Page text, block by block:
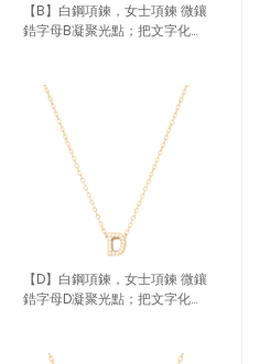
【B】白鋼項鍊，女士項鍊 微鑲
鋯字母B凝聚光點；把文字化為
【D】白鋼項鍊，女士項鍊 微鑲
鋯字母D凝聚光點；把文字化為